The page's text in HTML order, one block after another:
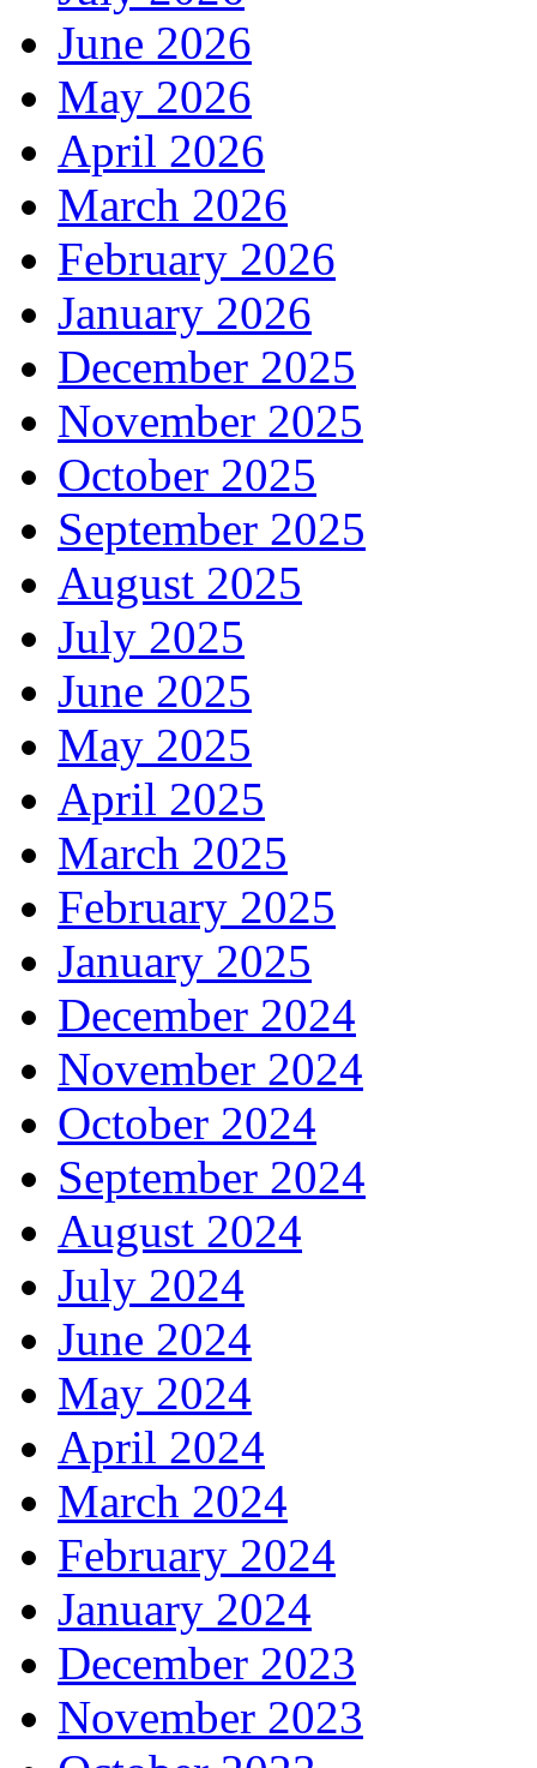
June 2026
May 2026
April 2026
March 2026
February 2026
January 2026
December 2025
November 2025
October 2025
September 2025
August 2025
July 2025
June 2025
May 2025
April 2025
March 2025
February 2025
January 2025
December 2024
November 2024
October 2024
September 2024
August 2024
July 2024
June 2024
May 2024
April 2024
March 2024
February 2024
January 2024
December 2023
November 2023